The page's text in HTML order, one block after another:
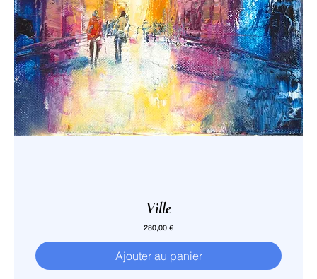
Ville
Prix
280,00 €
Ajouter au panier